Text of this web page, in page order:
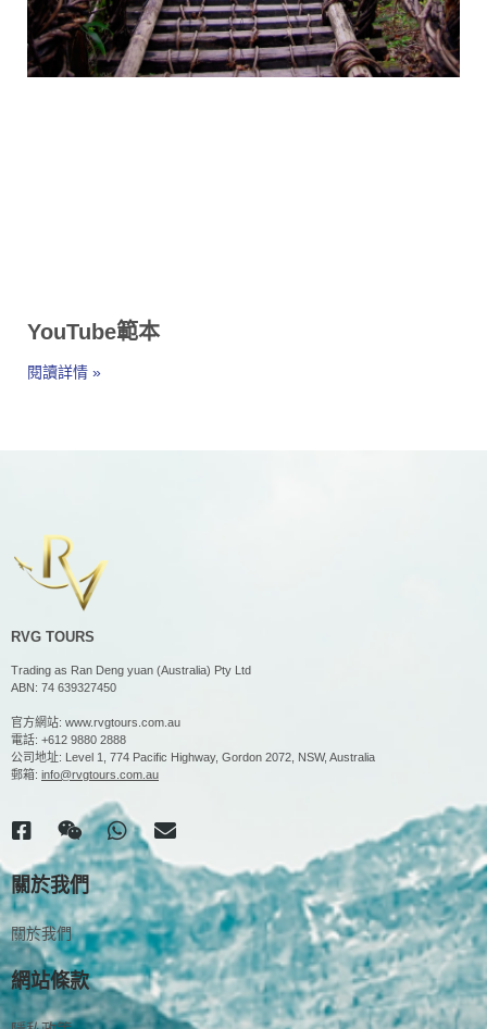
YouTube範本
閱讀詳情 »
RVG TOURS
Trading as Ran Deng yuan (Australia) Pty Ltd
ABN: 74 639327450
官方網站: www.rvgtours.com.au
電話: +612 9880 2888
公司地址: Level 1, 774 Pacific Highway, Gordon 2072, NSW, Australia
郵箱: info@rvgtours.com.au
關於我們
關於我們
網站條款